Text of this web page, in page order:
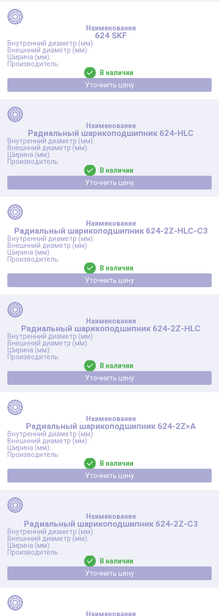
624 SKF
В наличии
Уточнить цену
Радиальный шарикоподшипник 624-HLC
В наличии
Уточнить цену
Радиальный шарикоподшипник 624-2Z-HLC-C3
В наличии
Уточнить цену
Радиальный шарикоподшипник 624-2Z-HLC
В наличии
Уточнить цену
Радиальный шарикоподшипник 624-2Z>A
В наличии
Уточнить цену
Радиальный шарикоподшипник 624-2Z-C3
В наличии
Уточнить цену